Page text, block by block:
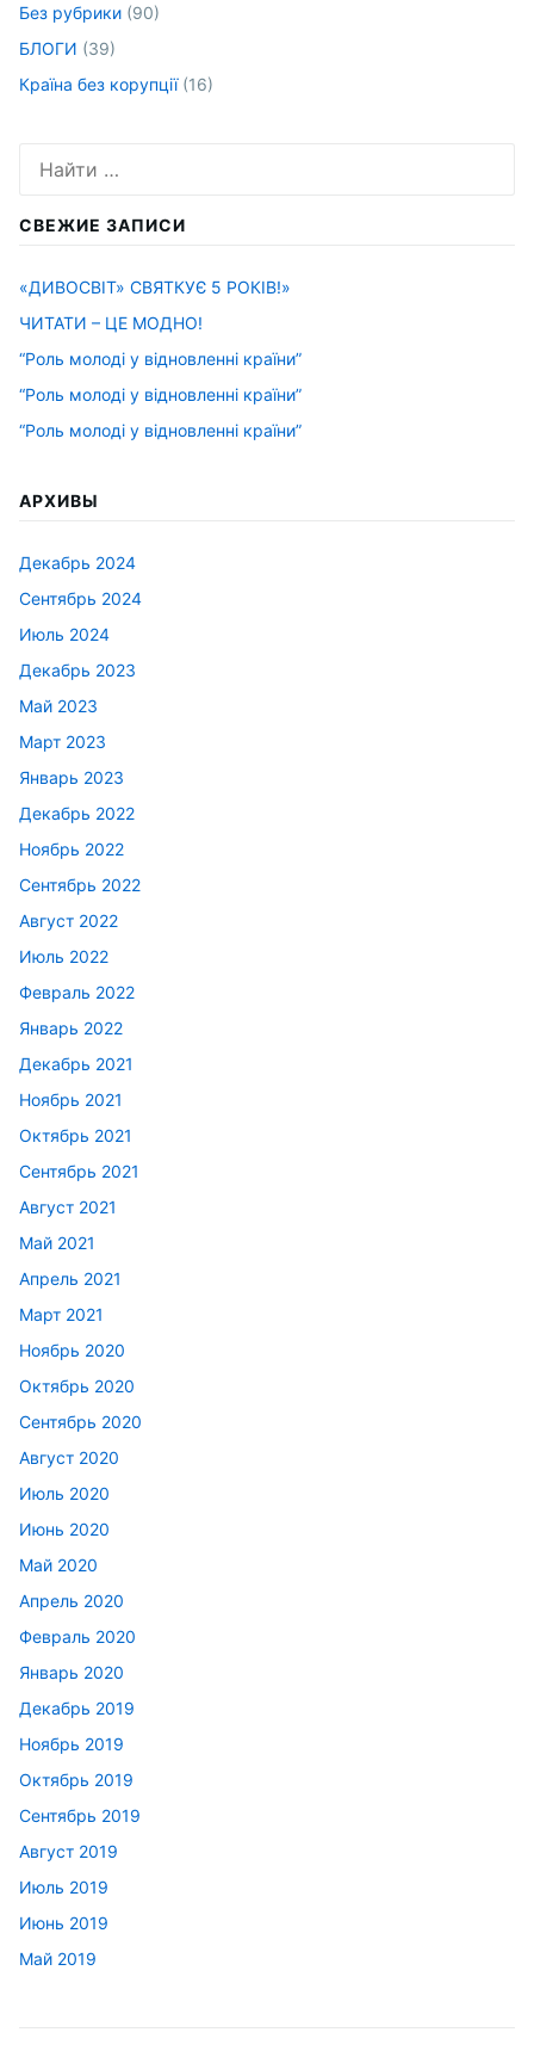
Без рубрики (90)
БЛОГИ (39)
Країна без корупції(16)
СВЕЖИЕ ЗАПИСИ
«ДИВОСВІТ» СВЯТКУЄ 5 РОКІВ!»
ЧИТАТИ – ЦЕ МОДНО!
“Роль молоді у відновленні країни”
“Роль молоді у відновленні країни”
“Роль молоді у відновленні країни”
АРХИВЫ
Декабрь 2024
Сентябрь 2024
Июль 2024
Декабрь 2023
Май 2023
Март 2023
Январь 2023
Декабрь 2022
Ноябрь 2022
Сентябрь 2022
Август 2022
Июль 2022
Февраль 2022
Январь 2022
Декабрь 2021
Ноябрь 2021
Октябрь 2021
Сентябрь 2021
Август 2021
Май 2021
Апрель 2021
Март 2021
Ноябрь 2020
Октябрь 2020
Сентябрь 2020
Август 2020
Июль 2020
Июнь 2020
Май 2020
Апрель 2020
Февраль 2020
Январь 2020
Декабрь 2019
Ноябрь 2019
Октябрь 2019
Сентябрь 2019
Август 2019
Июль 2019
Июнь 2019
Май 2019